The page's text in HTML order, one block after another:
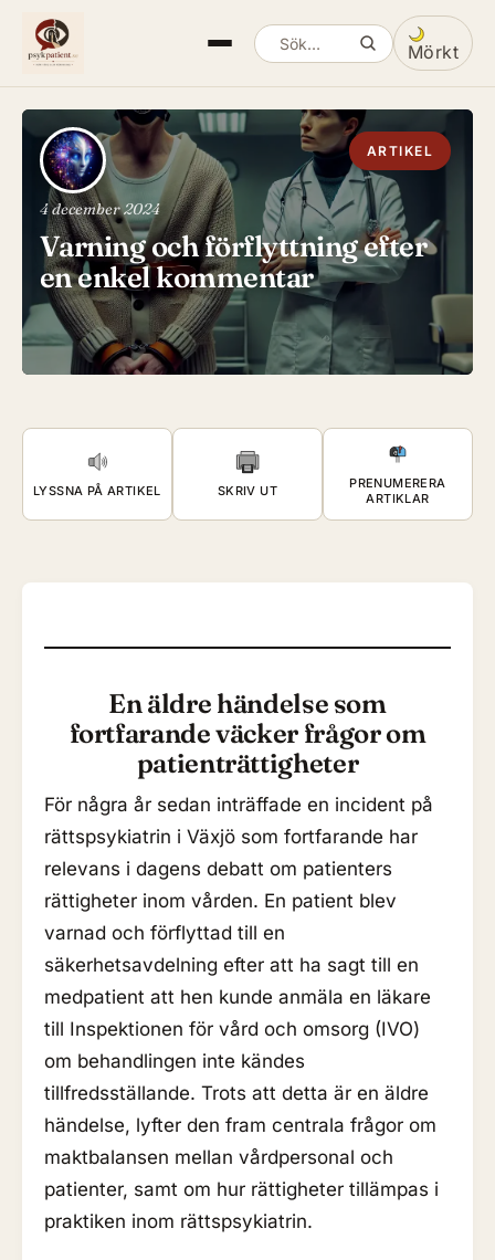
Sök artiklar Mörkt
Växla
ARTIKEL
4 december 2024
Varning och förflyttning efter
en enkel kommentar
LYSSNA PÅ ARTIKEL SKRIV UT
PRENUMERERA
ARTIKLAR
En äldre händelse som
fortfarande väcker frågor om
patienträttigheter
För några år sedan inträffade en incident på
rättspsykiatrin i Växjö som fortfarande har
relevans i dagens debatt om patienters
rättigheter inom vården. En patient blev
varnad och förflyttad till en
säkerhetsavdelning efter att ha sagt till en
medpatient att hen kunde anmäla en läkare
till Inspektionen för vård och omsorg (IVO)
om behandlingen inte kändes
tillfredsställande. Trots att detta är en äldre
händelse, lyfter den fram centrala frågor om
maktbalansen mellan vårdpersonal och
patienter, samt om hur rättigheter tillämpas i
praktiken inom rättspsykiatrin.